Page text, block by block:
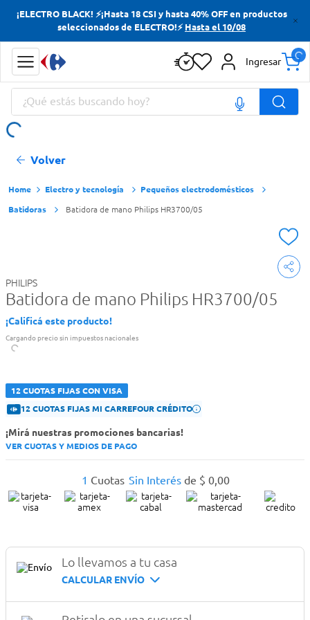
¡ELECTRO BLACK! ⚡¡Hasta 18 CSI y hasta 40% OFF en productos
seleccionados de ELECTRO!⚡ Hasta el 10/08
Ingresar
¿Qué estás buscando hoy?
Volver
Electro y tecnología
Pequeños electrodomésticos
Batidoras
Batidora de mano Philips HR3700/05
PHILIPS
Batidora de mano Philips HR3700/05
¡Calificá este producto!
Cargando precio sin impuestos nacionales
12 CUOTAS FIJAS CON VISA
12 CUOTAS FIJAS MI CARREFOUR CRÉDITO
¡Mirá nuestras promociones bancarias!
VER CUOTAS Y MEDIOS DE PAGO
1 Cuotas Sin Interés de $ 0,00
Lo llevamos a tu casa
CALCULAR ENVÍO
Términos más buscados
Yerba
Cerveza
Papas Fritas
Términos más buscados
Yerba
Cerveza
Papas Fritas
Doves